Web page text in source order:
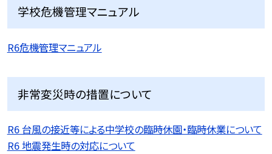
学校危機管理マニュアル
R6危機管理マニュアル
非常変災時の措置について
R6 台風の接近等による中学校の臨時休園・臨時休業について
R6 地震発生時の対応について